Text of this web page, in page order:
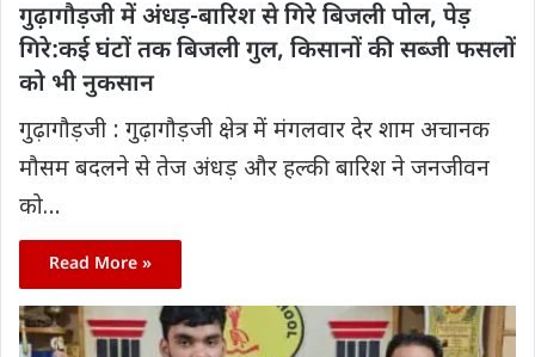
गुढ़ागौड़जी में अंधड़-बारिश से गिरे बिजली पोल, पेड़
गिरे:कई घंटों तक बिजली गुल, किसानों की सब्जी फसलों
को भी नुकसान
गुढ़ागौड़जी : गुढ़ागौड़जी क्षेत्र में मंगलवार देर शाम अचानक
मौसम बदलने से तेज अंधड़ और हल्की बारिश ने जनजीवन
को…
Read More »